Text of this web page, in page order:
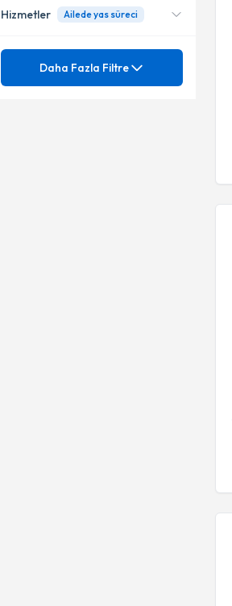
Aile Danışmanı
Ağlama ve Öfke Nöbetleri
Hizmetler Ailede yas süreci
Mezuniyet
Daha Fazla Filtre